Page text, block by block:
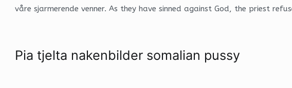
våre sjarmerende venner. As they have sinned against God, the priest
Pia tjelta nakenbilder somalian pussy